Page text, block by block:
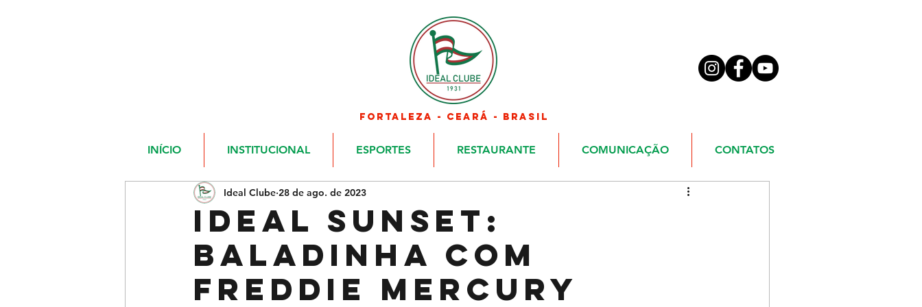
FORTALEZA - CEARÁ - BRASIL
INÍCIO INSTITUCIONAL ESPORTES RESTAURANTE COMUNICAÇÃO CONTATOS
IDEAL SUNSET:
BALADINHA COM
FREDDIE MERCURY
Ideal Clube 28 de ago. de 2023